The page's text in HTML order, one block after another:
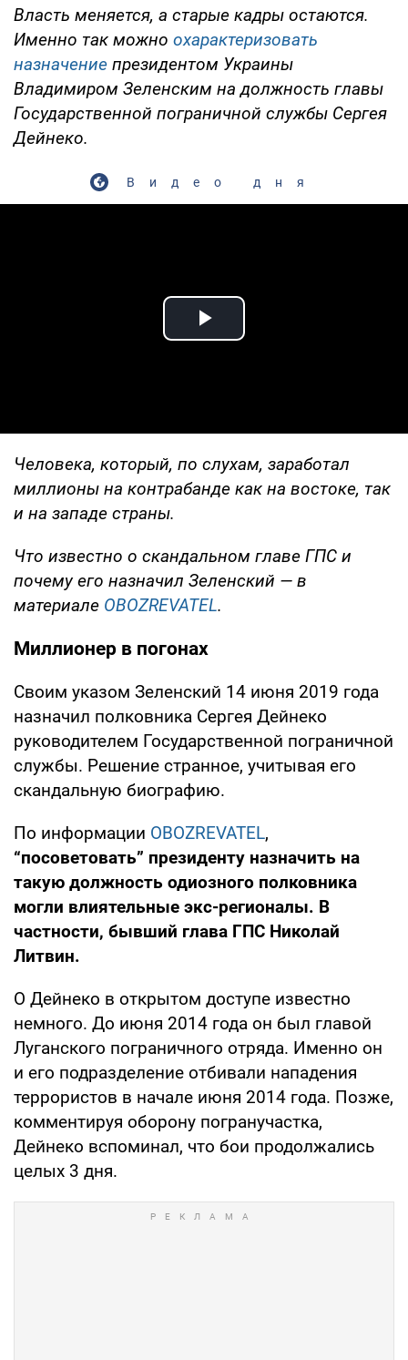
Власть меняется, а старые кадры остаются.
Именно так можно охарактеризовать
назначение президентом Украины
Владимиром Зеленским на должность главы
Государственной пограничной службы Сергея
Дейнеко.
Видео дня
Play Video
Человека, который, по слухам, заработал
миллионы на контрабанде как на востоке, так
и на западе страны.
Что известно о скандальном главе ГПС и
почему его назначил Зеленский — в
материале OBOZREVATEL.
Миллионер в погонах
Своим указом Зеленский 14 июня 2019 года
назначил полковника Сергея Дейнеко
руководителем Государственной пограничной
службы. Решение странное, учитывая его
скандальную биографию.
По информации OBOZREVATEL,
“посоветовать” президенту назначить на
такую должность одиозного полковника
могли влиятельные экс-регионалы. В
частности, бывший глава ГПС Николай
Литвин.
О Дейнеко в открытом доступе известно
немного. До июня 2014 года он был главой
Луганского пограничного отряда. Именно он
и его подразделение отбивали нападения
террористов в начале июня 2014 года. Позже,
комментируя оборону погранучастка,
Дейнеко вспоминал, что бои продолжались
целых 3 дня.